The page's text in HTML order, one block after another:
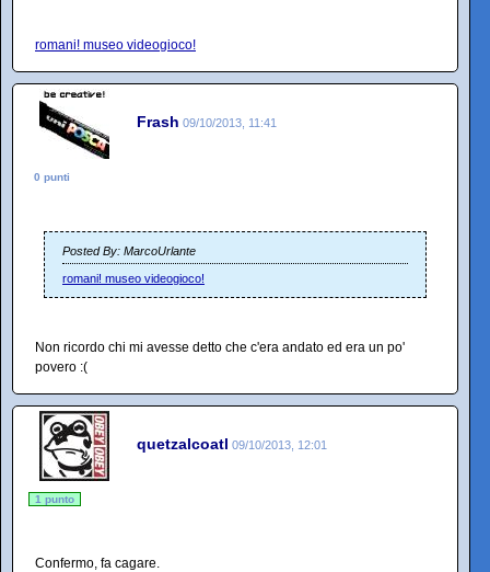
romani! museo videogioco!
Frash 09/10/2013, 11:41
0 punti
Posted By: MarcoUrlante
romani! museo videogioco!
Non ricordo chi mi avesse detto che c'era andato ed era un po'
povero :(
quetzalcoatl 09/10/2013, 12:01
1 punto
Confermo, fa cagare.